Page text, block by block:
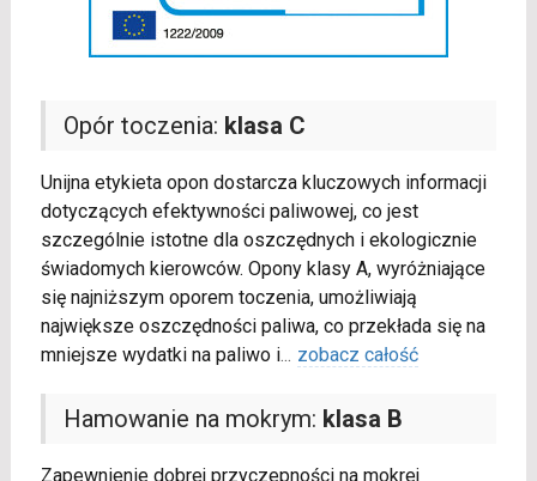
Opór toczenia: klasa C
Unijna etykieta opon dostarcza kluczowych informacji
dotyczących efektywności paliwowej, co jest
szczególnie istotne dla oszczędnych i ekologicznie
świadomych kierowców. Opony klasy A, wyróżniające
się najniższym oporem toczenia, umożliwiają
największe oszczędności paliwa, co przekłada się na
mniejsze wydatki na paliwo i... zobacz całość
Hamowanie na mokrym: klasa B
Zapewnienie dobrej przyczepności na mokrej